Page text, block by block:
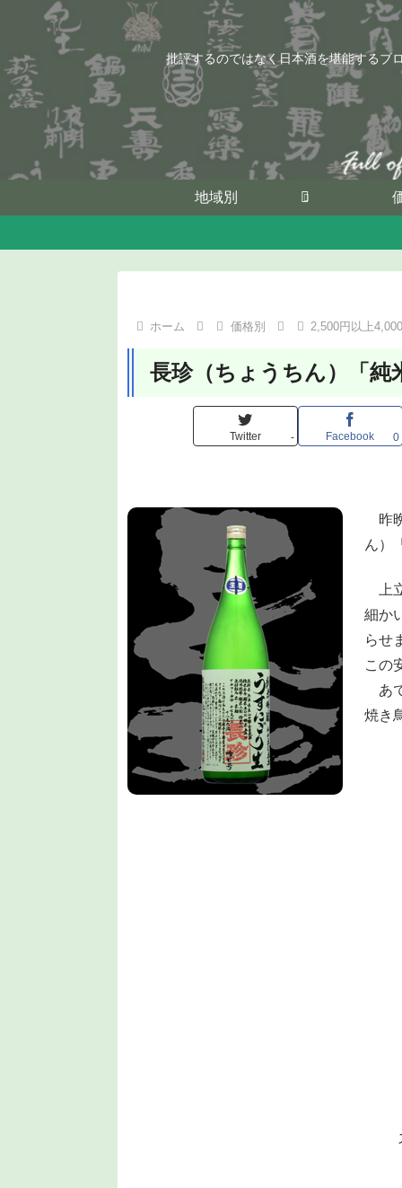
批評するのではなく日本酒を堪能するブ
地域別
ホーム 価格別 2,500円以上
長珍（ちょうちん）「純
Twitter - Facebook 0
昨
ん）
上
細か
らせ
この
あ
焼き